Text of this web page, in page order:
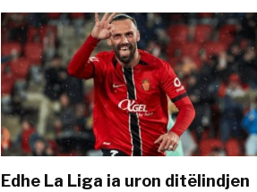
Edhe La Liga ia uron ditëlindjen